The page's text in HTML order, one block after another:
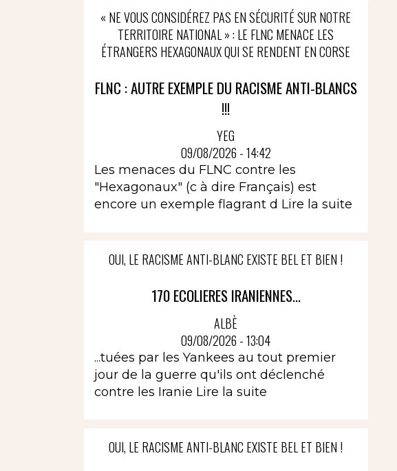
« NE VOUS CONSIDÉREZ PAS EN SÉCURITÉ SUR NOTRE
TERRITOIRE NATIONAL » : LE FLNC MENACE LES
ÉTRANGERS HEXAGONAUX QUI SE RENDENT EN CORSE
FLNC : AUTRE EXEMPLE DU RACISME ANTI-BLANCS
!!!
YEG
09/08/2026 - 14:42
Les menaces du FLNC contre les
"Hexagonaux" (c à dire Français) est
encore un exemple flagrant d Lire la suite
OUI, LE RACISME ANTI-BLANC EXISTE BEL ET BIEN !
170 ECOLIERES IRANIENNES...
ALBÈ
09/08/2026 - 13:04
...tuées par les Yankees au tout premier
jour de la guerre qu'ils ont déclenché
contre les Iranie Lire la suite
OUI, LE RACISME ANTI-BLANC EXISTE BEL ET BIEN !